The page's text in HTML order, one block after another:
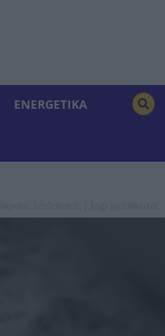
ENERGETIKA